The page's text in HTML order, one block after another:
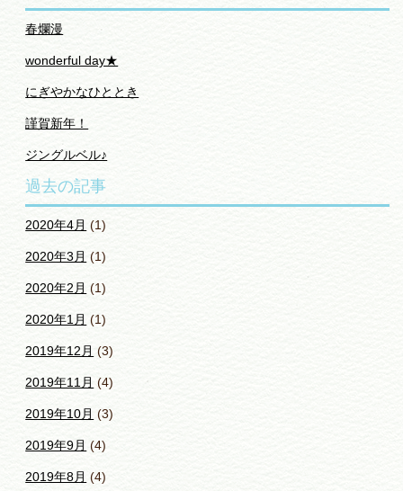
春爛漫
wonderful day★
にぎやかなひととき
謹賀新年！
ジングルベル♪
過去の記事
2020年4月 (1)
2020年3月 (1)
2020年2月 (1)
2020年1月 (1)
2019年12月 (3)
2019年11月 (4)
2019年10月 (3)
2019年9月 (4)
2019年8月 (4)